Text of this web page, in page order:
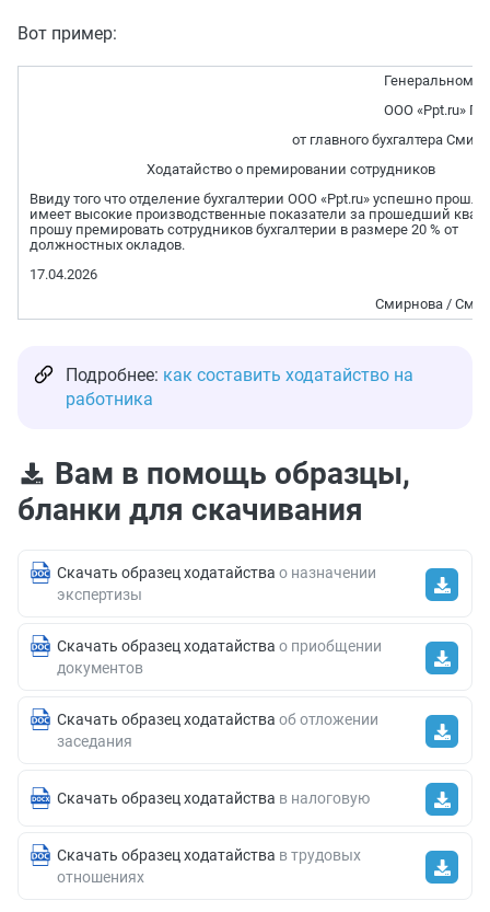
Вот пример:
Генеральному
ООО «Ppt.ru»
от главного бухгалтера
Ходатайство о премировании сотрудников
Ввиду того что отделение бухгалтерии ООО «Ppt.ru» успешно прошло
имеет высокие производственные показатели за прошедший
прошу премировать сотрудников бухгалтерии в размере 20 % от
должностных окладов.
17.04.2026
Смирнова /
Подробнее: как составить ходатайство на
работника
Вам в помощь образцы,
бланки для скачивания
Скачать образец ходатайства о назначении
экспертизы
Скачать образец ходатайства о приобщении
документов
Скачать образец ходатайства об отложении
заседания
Скачать образец ходатайства в налоговую
Скачать образец ходатайства в трудовых
отношениях